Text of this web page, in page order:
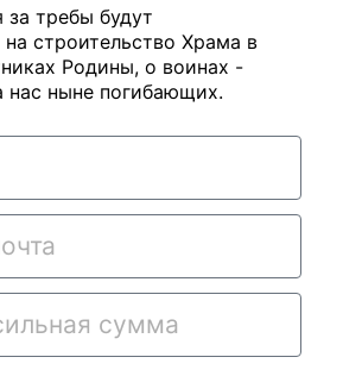
требы будут
строительство Храма в
Родины, о воинах -
нас ныне погибающих.